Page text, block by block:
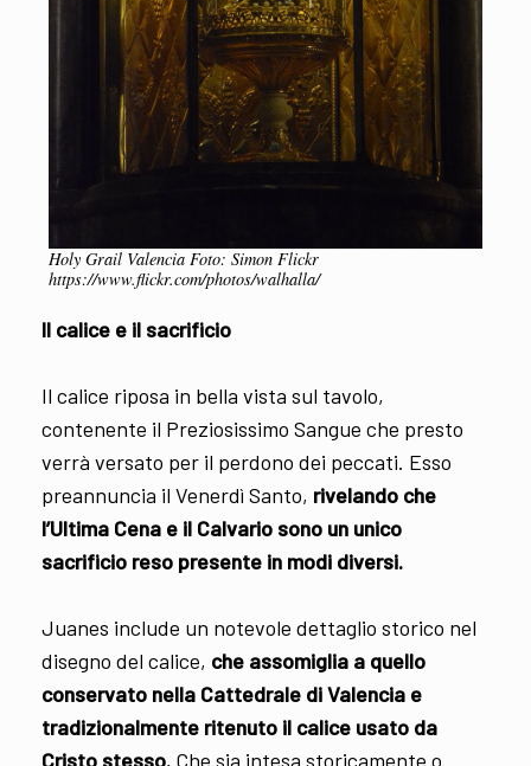
Holy Grail Valencia Foto: Simon Flickr
https://www.flickr.com/photos/walhalla/
Il calice e il sacrificio
Il calice riposa in bella vista sul tavolo,
contenente il Preziosissimo Sangue che presto
verrà versato per il perdono dei peccati. Esso
preannuncia il Venerdì Santo, rivelando che
l’Ultima Cena e il Calvario sono un unico
sacrificio reso presente in modi diversi.
Juanes include un notevole dettaglio storico nel
disegno del calice, che assomiglia a quello
conservato nella Cattedrale di Valencia e
tradizionalmente ritenuto il calice usato da
Cristo stesso. Che sia intesa storicamente o